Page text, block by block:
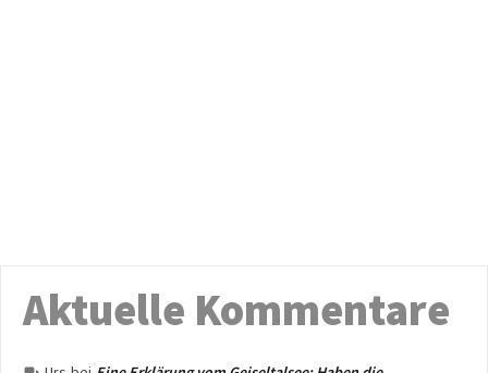
Aktuelle Kommentare